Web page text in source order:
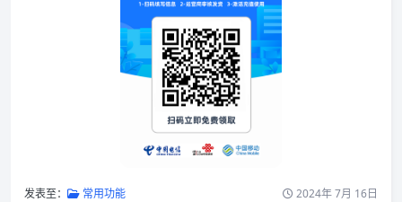
发表至： 常用功能 2024年 7月 16日